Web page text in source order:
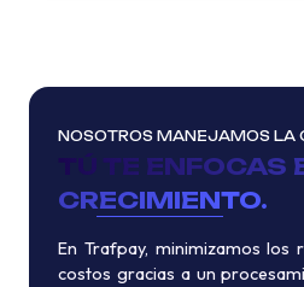
NOSOTROS MANEJAMOS LA
TÚ TE ENFOCAS
CRECIMIENTO.
En Trafpay, minimizamos los
costos gracias a un